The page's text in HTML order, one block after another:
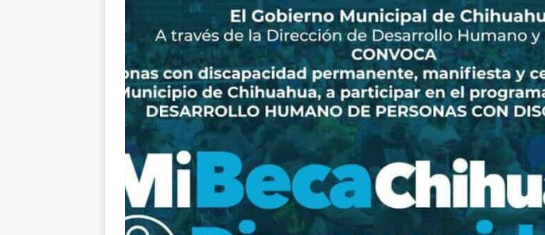
[ 8 de agosto de 2026 ] Hombre muere a bordo de una ambulancia
paro cardíaco
ESTATAL
[ 8 de agosto de 2026 ] *Pasaje al pasado *Se acabó la brigada
ESTATAL
[ 8 de agosto de 2026 ] Marco Bonilla visita Rubio, Cuauhtémoc:
respaldan su trabajo en Chihuahua
CHIHUAHUA MARCO BONILLA